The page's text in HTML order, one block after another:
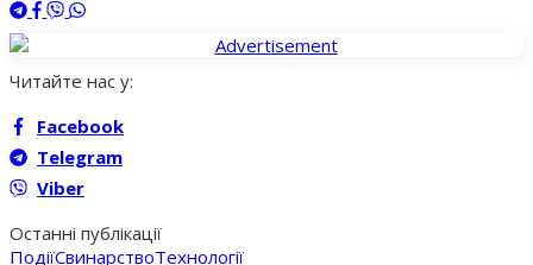
Читайте нас у:
Facebook
Telegram
Viber
Останні публікації
ПодіїСвинарствоТехнології